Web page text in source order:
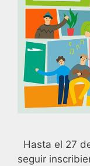
Hasta el 27
seguir